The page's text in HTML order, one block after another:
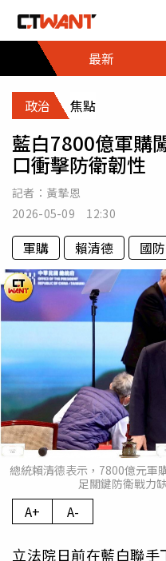
最新
政治 焦點
藍白7800億軍購
口衝擊防衛韌性
記者： 黃摯恩
2026-05-09 12:30
軍購 賴清德 國
總統賴清德表示，7800億元軍
足關鍵防衛戰力
A+ A-
立法院日前在藍白聯